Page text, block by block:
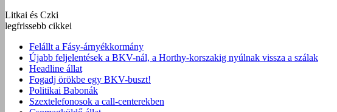
Litkai és Czki
legfrissebb cikkei
Felállt a Fásy-árnyékkormány
Újabb feljelentések a BKV-nál, a Horthy-korszakig nyúlnak vissza a szálak
Headline állat
Fogadj örökbe egy BKV-buszt!
Politikai Babonák
Szextelefonosok a call-centerekben